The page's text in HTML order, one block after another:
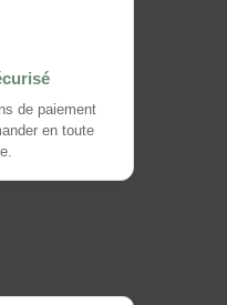
de paiement
en toute